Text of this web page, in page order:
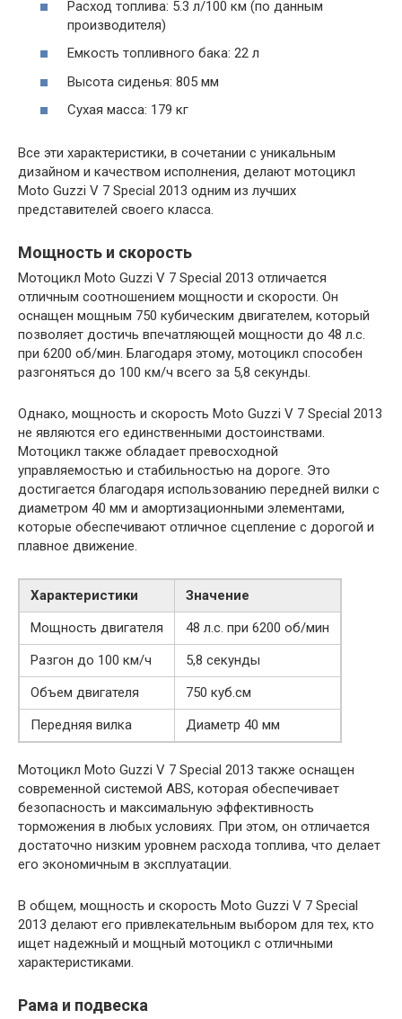
Расход топлива: 5.3 л/100 км (по данным
производителя)
Емкость топливного бака: 22 л
Высота сиденья: 805 мм
Сухая масса: 179 кг
Все эти характеристики, в сочетании с уникальным
дизайном и качеством исполнения, делают мотоцикл
Moto Guzzi V 7 Special 2013 одним из лучших
представителей своего класса.
Мощность и скорость
Мотоцикл Moto Guzzi V 7 Special 2013 отличается
отличным соотношением мощности и скорости. Он
оснащен мощным 750 кубическим двигателем, который
позволяет достичь впечатляющей мощности до 48 л.с.
при 6200 об/мин. Благодаря этому, мотоцикл способен
разгоняться до 100 км/ч всего за 5,8 секунды.
Однако, мощность и скорость Moto Guzzi V 7 Special 2013
не являются его единственными достоинствами.
Мотоцикл также обладает превосходной
управляемостью и стабильностью на дороге. Это
достигается благодаря использованию передней вилки с
диаметром 40 мм и амортизационными элементами,
которые обеспечивают отличное сцепление с дорогой и
плавное движение.
Характеристики
Значение
Мощность двигателя
48 л.с. при 6200 об/мин
Разгон до 100 км/ч
5,8 секунды
Объем двигателя
750 куб.см
Передняя вилка
Диаметр 40 мм
Мотоцикл Moto Guzzi V 7 Special 2013 также оснащен
современной системой ABS, которая обеспечивает
безопасность и максимальную эффективность
торможения в любых условиях. При этом, он отличается
достаточно низким уровнем расхода топлива, что делает
его экономичным в эксплуатации.
В общем, мощность и скорость Moto Guzzi V 7 Special
2013 делают его привлекательным выбором для тех, кто
ищет надежный и мощный мотоцикл с отличными
характеристиками.
Рама и подвеска